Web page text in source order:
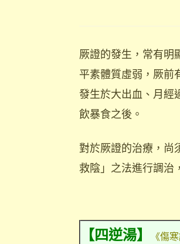
厥證的發生，常有明
平素體質虛弱，厥前
發生於大出血、月經
飲暴食之後。
對於厥證的治療，尚
救陰」之法進行調治
【四逆湯】 《傷寒